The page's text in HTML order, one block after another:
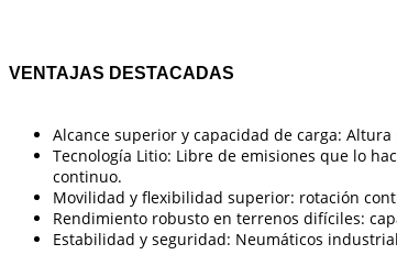
VENTAJAS DESTACADAS
Alcance superior y capacidad de carga:
Tecnología Litio: Libre de emisiones que lo
continuo.
Movilidad y flexibilidad superior: rotación
Rendimiento robusto en terrenos difíciles:
Estabilidad y seguridad: Neumáticos